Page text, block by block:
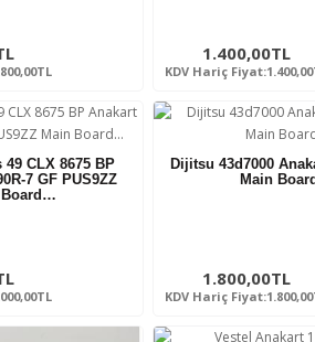
1.400,00TL
KDV Hariç
CLX 8675 BP
7 GF PUS9ZZ
Board…
Dijitsu 43d7000
Main
1.800,00TL
KDV Hariç